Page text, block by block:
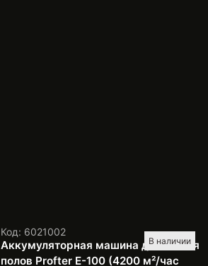
В наличии
Код: 6021002
Аккумуляторная машина для мытья
полов Profter E-100 (4200 м²/час